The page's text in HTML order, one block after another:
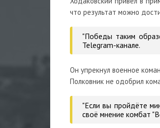
что результат можно
"Победы таким
Telegram-канале.
Он упрекнул военное
Полковник не одобрил
"Если вы пройдёте
своё мнение комбат